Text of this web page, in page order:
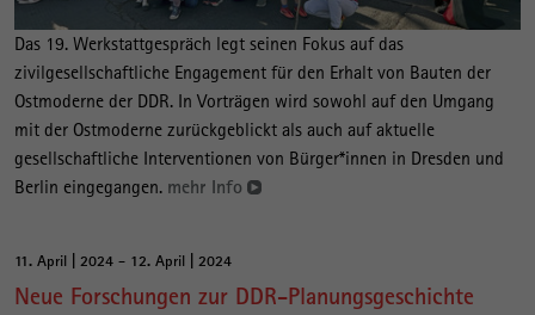
Das 19. Werkstattgespräch legt seinen Fokus auf das
zivilgesellschaftliche Engagement für den Erhalt von Bauten der
Ostmoderne der DDR. In Vorträgen wird sowohl auf den Umgang
mit der Ostmoderne zurückgeblickt als auch auf aktuelle
gesellschaftliche Interventionen von Bürger*innen in Dresden und
Berlin eingegangen. mehr Info
11. April | 2024 - 12. April | 2024
Neue Forschungen zur DDR-Planungsgeschichte